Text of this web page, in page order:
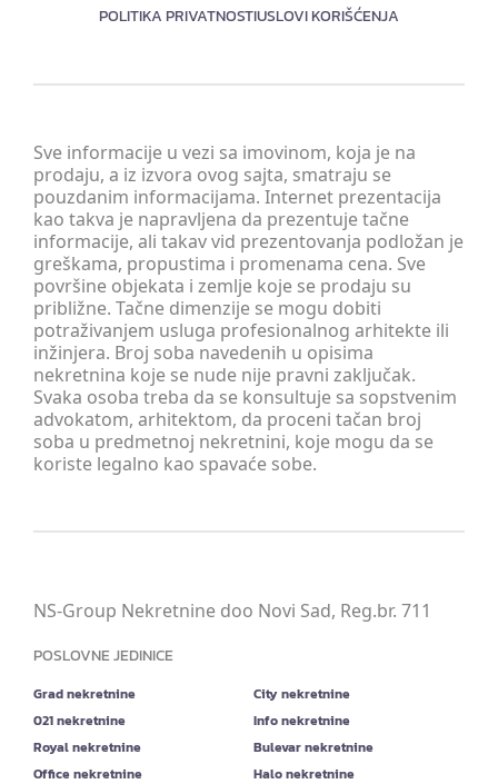
POLITIKA PRIVATNOSTIUSLOVI KORIŠĆENJA
Sve informacije u vezi sa imovinom, koja je na
prodaju, a iz izvora ovog sajta, smatraju se
pouzdanim informacijama. Internet prezentacija
kao takva je napravljena da prezentuje tačne
informacije, ali takav vid prezentovanja podložan je
greškama, propustima i promenama cena. Sve
površine objekata i zemlje koje se prodaju su
približne. Tačne dimenzije se mogu dobiti
potraživanjem usluga profesionalnog arhitekte ili
inžinjera. Broj soba navedenih u opisima
nekretnina koje se nude nije pravni zaključak.
Svaka osoba treba da se konsultuje sa sopstvenim
advokatom, arhitektom, da proceni tačan broj
soba u predmetnoj nekretnini, koje mogu da se
koriste legalno kao spavaće sobe.
NS-Group Nekretnine doo Novi Sad, Reg.br. 711
POSLOVNE JEDINICE
Grad nekretnine
City nekretnine
021 nekretnine
Info nekretnine
Royal nekretnine
Bulevar nekretnine
Office nekretnine
Halo nekretnine